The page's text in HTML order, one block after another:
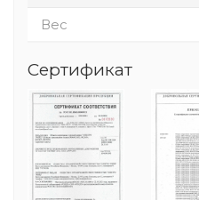
Вес
Сертификат